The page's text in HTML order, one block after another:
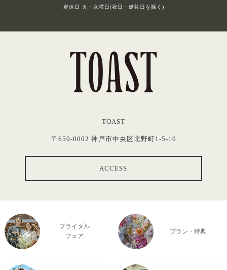
定休日 火・水曜日(祝日・婚礼日を除く)
TOAST
〒650-0002 神戸市中央区北野町1-5-10
ACCESS
ブライダル
フェア
プラン・特典